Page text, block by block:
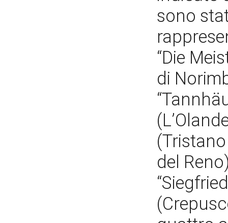
sono
“Die
di
(Tristano
del